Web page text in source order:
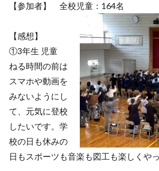
【参加者】 全校児童：164名
【感想】
①3年生 児童
ねる時間の前は
スマホや動画を
みないようにし
て、元気に登校
したいです。学
校の日も休みの
日もスポーツも音楽も図工も楽しくや